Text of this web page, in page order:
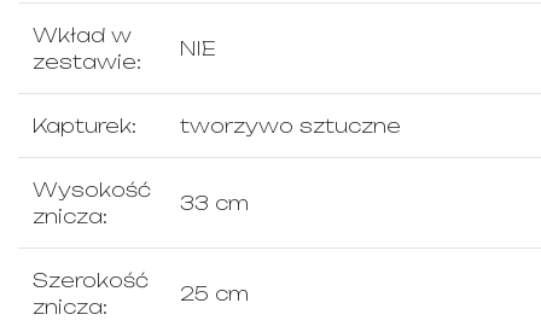
Wkład w
zestawie:
NIE
Kapturek: tworzywo sztuczne
Wysokość
znicza:
33 cm
Szerokość
znicza:
25 cm